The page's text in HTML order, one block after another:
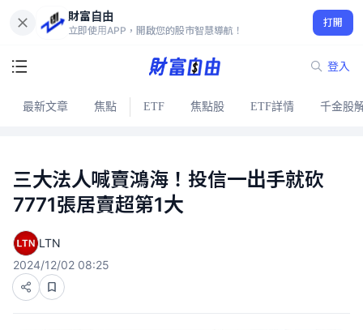
財富自由
立即使用APP，開啟您的股市智慧導航！
打開
登入
最新文章 焦點 ETF 焦點股 ETF詳情 千金股
三大法人喊賣鴻海！投信一出手就砍
7771張居賣超第1大
LTN
2024/12/02 08:25